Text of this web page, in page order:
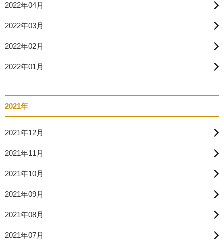
2022年04月
2022年03月
2022年02月
2022年01月
2021年
2021年12月
2021年11月
2021年10月
2021年09月
2021年08月
2021年07月